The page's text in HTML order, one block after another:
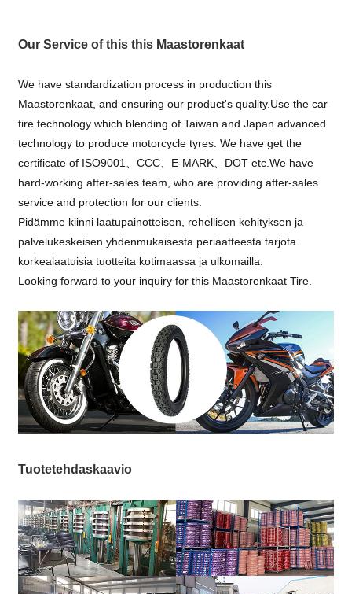
Our Service of this this Maastorenkaat
We have standardization process in production this
Maastorenkaat, and ensuring our product's quality.Use the car
tire technology which blending of Taiwan and Japan advanced
technology to produce motorcycle tyres. We have get the
certificate of ISO9001、CCC、E-MARK、DOT etc.We have
hard-working after-sales team, who are providing after-sales
service and protection for our clients.
Pidämme kiinni laatupainotteisen, rehellisen kehityksen ja
palvelukeskeisen yhdenmukaisesta periaatteesta tarjota
korkealaatuisia tuotteita kotimaassa ja ulkomailla.
Looking forward to your inquiry for this Maastorenkaat Tire.
Tuotetehdaskaavio